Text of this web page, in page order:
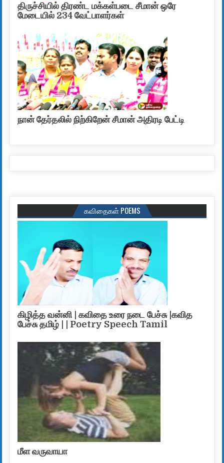
திருச்சியில் திரண்ட மக்கள்படை சீமான் ஒரே
மேடையில் 234 வேட்பாளர்கள்
நான் தேர்தலில் நிற்கிறேன் சீமான் அதிரடி பேட்டி
கவிதைகள் POEMS
கிழித்த வன்னி | கவிதை உரை நடை பேச்சு |கவித
பேச்சு தமிழ் | | Poetry Speech Tamil
மீள வருவாயா